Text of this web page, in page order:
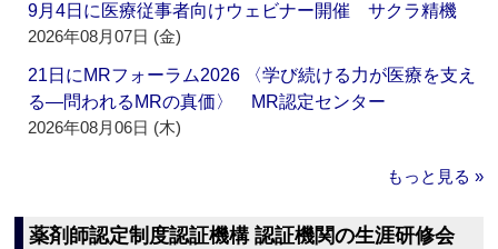
9月4日に医療従事者向けウェビナー開催 サクラ精機
2026年08月07日 (金)
21日にMRフォーラム2026 〈学び続ける力が医療を支え
る―問われるMRの真価〉 MR認定センター
2026年08月06日 (木)
もっと見る »
薬剤師認定制度認証機構 認証機関の生涯研修会